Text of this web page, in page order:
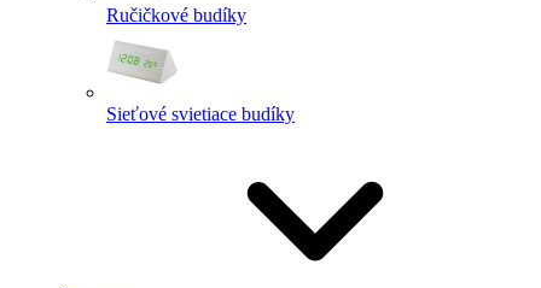
Ručičkové budíky
Sieťové svietiace budíky